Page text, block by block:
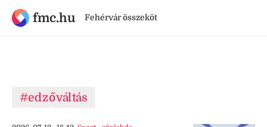
fmc.hu Fehérvár összeköt
#edzőváltás